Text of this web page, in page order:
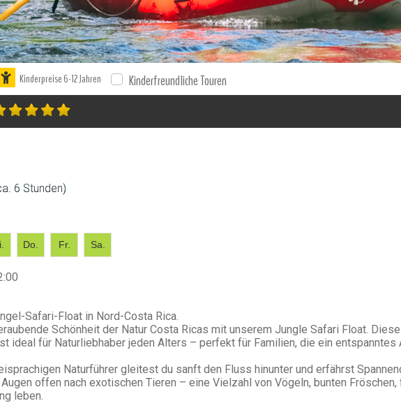
Kinderpreise 6-12 Jahren Kinderfreundliche Touren
6 Stunden)
Do. Fr. Sa.
Safari-Float in Nord-Costa Rica.
Schönheit der Natur Costa Ricas mit unserem Jungle Safari Float.
ideal für Naturliebhaber jeden Alters – perfekt für Familien, die ein entspanntes
Naturführer gleitest du sanft den Fluss hinunter und erfährst
offen nach exotischen Tieren – eine Vielzahl von Vögeln, bunten
leben.